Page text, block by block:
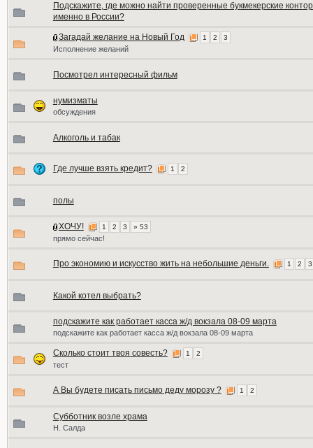
Подскажите, где можно найти проверенные букмекерские
именно в России?
Загадай желание на Новый Год 1 2 3
Исполнение желаний
Посмотрел интересный фильм
нумизматы
обсуждения
Алкоголь и табак
Где лучше взять кредит? 1 2
полы
ХОЧУ! 1 2 3 » 53
прямо сейчас!
Про экономию и искусство жить на небольшие деньги. 1 2 3
Какой котел выбрать?
подскажите как работает касса ж/д вокзала 08-09 марта
подскажите как работает касса ж/д вокзала 08-09 марта
Сколько стоит твоя совесть? 1 2
тест
А Вы будете писать письмо деду морозу ? 1 2
Субботник возле храма
Н. Салда